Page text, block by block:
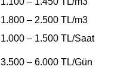
1.800 – 2.500 TL/m3
1.000 – 1.500 TL/Saat
3.500 – 6.000 TL/Gün